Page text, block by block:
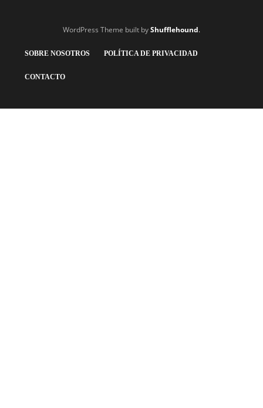
WordPress Theme built byShufflehound.
SOBRE NOSOTROS POLÍTICA DE PRIVACIDAD
CONTACTO